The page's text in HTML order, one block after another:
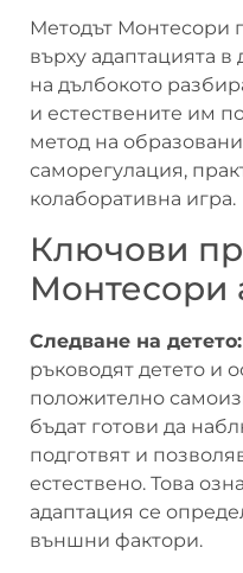
Методът Монтесори
върху адаптацията в
на дълбокото
и естествените им
метод на
саморегулация,
колаборативна игра.
Ключови
Монтесори
Следване на детето:
ръководят детето и
положително
бъдат готови да
подготвят и
естествено. Това
адаптация се
външни фактори.